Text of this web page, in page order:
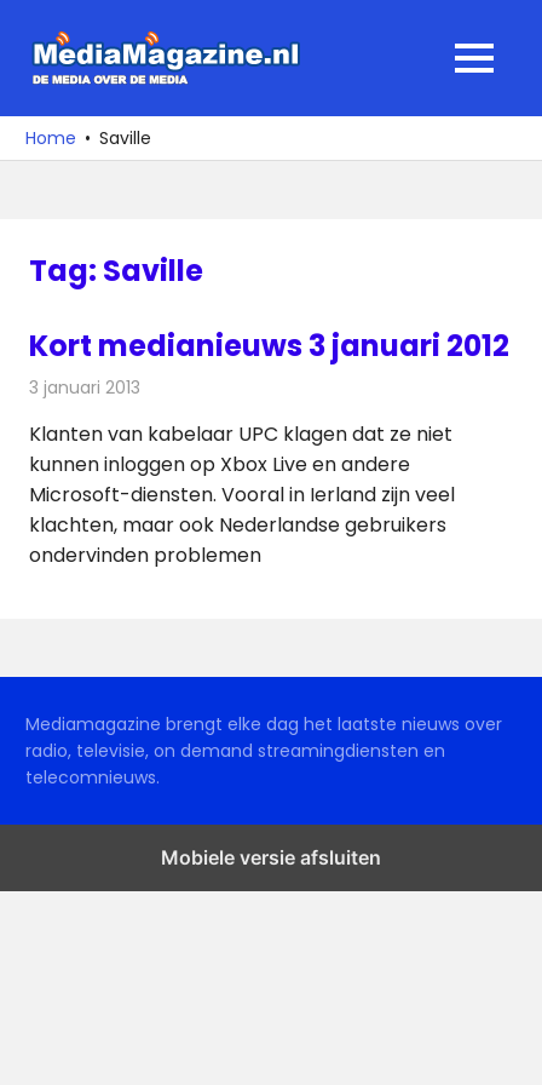
naar
media
over
MENU
Home Saville
Tag: Saville
Kort medianieuws 3 januari 2012
3 januari 2013
Klanten van kabelaar UPC klagen dat ze niet
kunnen inloggen op Xbox Live en andere
Microsoft-diensten. Vooral in Ierland zijn veel
klachten, maar ook Nederlandse gebruikers
ondervinden problemen
Mediamagazine brengt elke dag het laatste nieuws over
radio, televisie, on demand streamingdiensten en
telecomnieuws.
Mobiele versie afsluiten